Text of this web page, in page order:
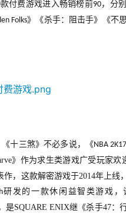
款付费游戏进入畅销榜前90，分
Folks》《杀手：阻击手》《不
《十三煞》不必多说，《NBA 2K17
》作为求生类游戏广受玩家欢
作，这款解密游戏于2014年上线
研发的一款休闲益智类游戏，
是SQUARE ENIX继《杀手47：